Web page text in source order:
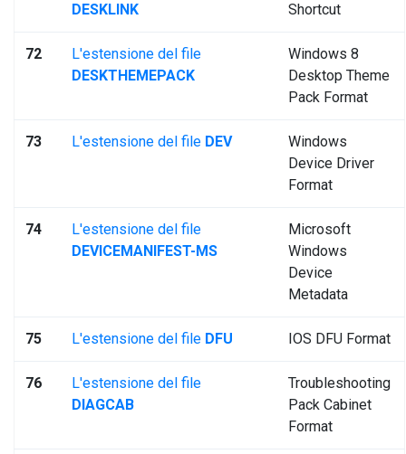
DESKLINK
Shortcut
72
L'estensione del file
DESKTHEMEPACK
Windows 8
Desktop Theme
Pack Format
73 L'estensione del file DEV
Windows
Device Driver
Format
74
L'estensione del file
DEVICEMANIFEST-MS
Microsoft
Windows
Device
Metadata
75 L'estensione del file DFU IOS DFU Format
76
L'estensione del file
DIAGCAB
Troubleshooting
Pack Cabinet
Format